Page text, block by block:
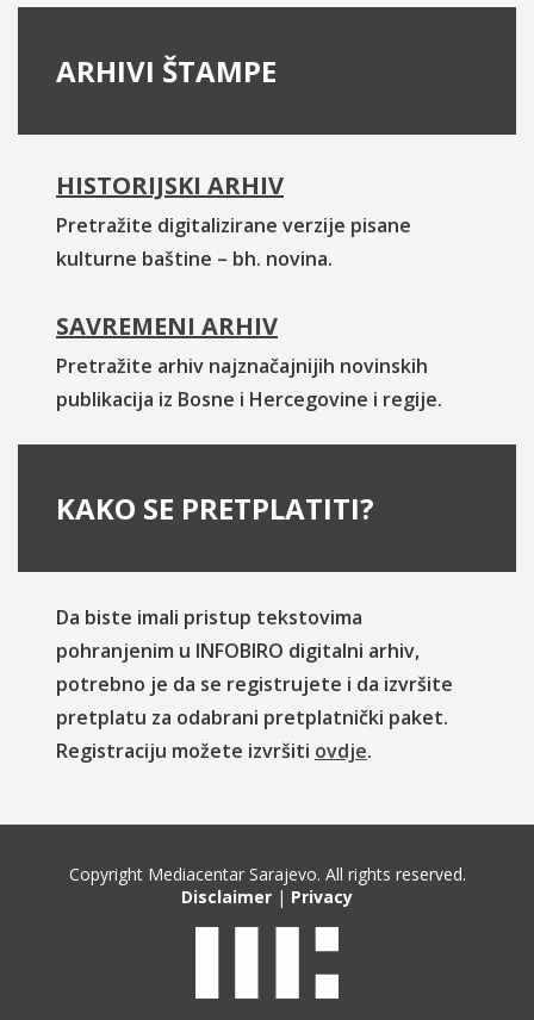
ARHIVI ŠTAMPE
HISTORIJSKI ARHIV
Pretražite digitalizirane verzije pisane
kulturne baštine – bh. novina.
SAVREMENI ARHIV
Pretražite arhiv najznačajnijih novinskih
publikacija iz Bosne i Hercegovine i regije.
KAKO SE PRETPLATITI?
Da biste imali pristup tekstovima
pohranjenim u INFOBIRO digitalni arhiv,
potrebno je da se registrujete i da izvršite
pretplatu za odabrani pretplatnički paket.
Registraciju možete izvršiti ovdje.
Copyright Mediacentar Sarajevo. All rights reserved.
Disclaimer | Privacy